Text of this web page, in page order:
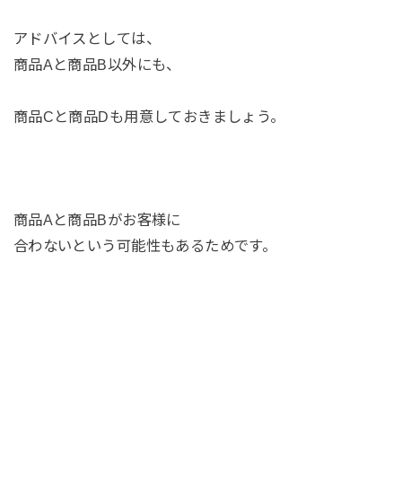
アドバイスとしては、
商品Aと商品B以外にも、
商品Cと商品Dも用意しておきましょう。
商品Aと商品Bがお客様に
合わないという可能性もあるためです。